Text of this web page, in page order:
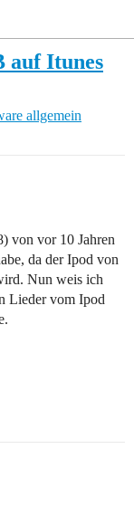
auf Itunes
allgemein
von vor 10 Jahren
da der Ipod von
Nun weis ich
Lieder vom Ipod